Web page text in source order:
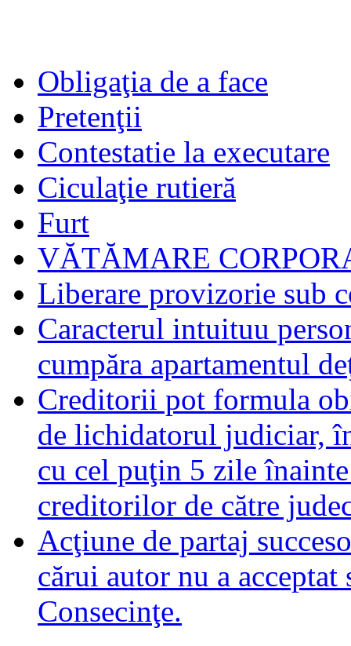
Obligaţia de a face
Pretenţii
Contestatie la executare
Ciculaţie rutieră
Furt
VĂTĂMARE
Liberare provizorie sub
Caracterul intuituu
cumpăra apartamentul
Creditorii pot formula
de lichidatorul judiciar,
cu cel puţin 5 zile
creditorilor de către
Acţiune de partaj
cărui autor nu a
Consecinţe.